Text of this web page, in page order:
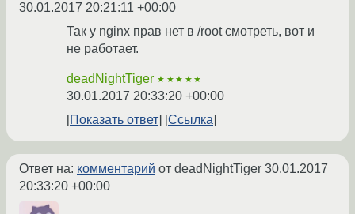
30.01.2017 20:21:11 +00:00
Так у nginx прав нет в /root смотреть, вот и
не работает.
deadNightTiger ★★★★★
30.01.2017 20:33:20 +00:00
Показать ответ
Ссылка
Ответ на: комментарий от deadNightTiger 30.01.2017
20:33:20 +00:00